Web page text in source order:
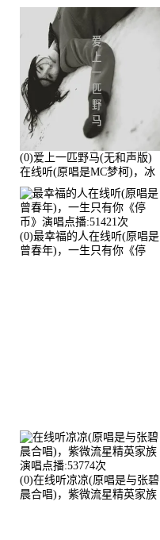
复大家》在线演唱3586分
(0)爱上一匹野马(无和声版)
在线听(原唱是MC梦柯)，冰
鑫Asce演唱点播:178815次
(0)最幸福的人在线听(原唱是
曾春年)，一生只有你《停
(0)在线听凉凉(原唱是与张碧
晨合唱)，紫微流星精英家族